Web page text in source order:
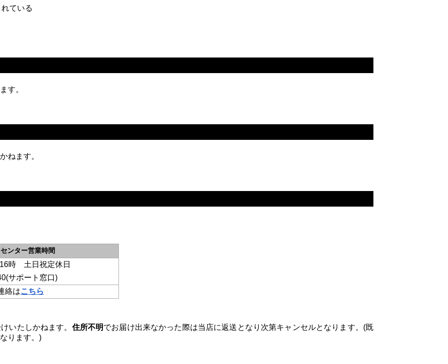
ている
す。
ねます。
ンター営業時間
時
土日祝定休日
(サポート窓口)
絡はこちら
いたしかねます。 住所不明でお届け出来なかった際は当店に返送となり次第キャンセルとなります。(既
ります。)